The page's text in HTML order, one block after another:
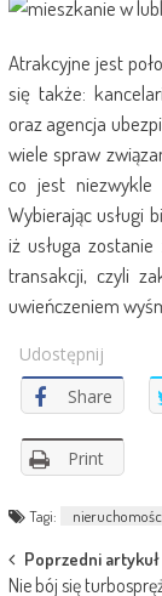
Atrakcyjne jest
się także:
oraz agencja
wiele spraw
co jest
Wybierając usługi
iż usługa
transakcji, czyli
uwieńczeniem
Udostępnij
Share
Print
Tagi:
Post
Poprzedni artykuł
Nie bój się